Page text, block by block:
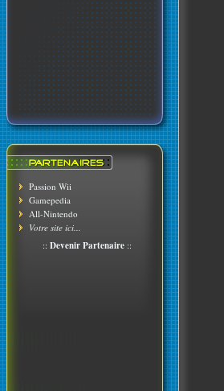
Passion Wii
Gamepedia
All-Nintendo
Votre site ici...
:: Devenir Partenaire ::